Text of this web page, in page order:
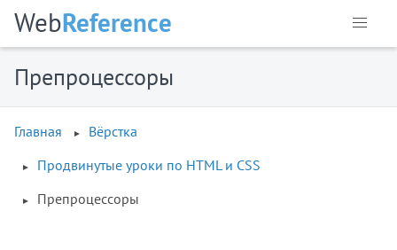
WebReference
Препроцессоры
Главная
Вёрстка
Продвинутые уроки по HTML и CSS
Препроцессоры